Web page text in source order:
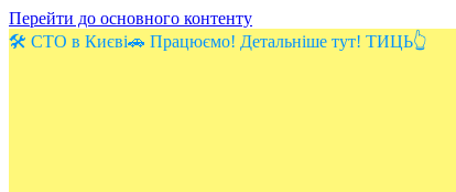
Перейти до основного контенту
🛠️ СТО в Києві🚗 Працюємо! Детальніше тут! ТИЦЬ👆